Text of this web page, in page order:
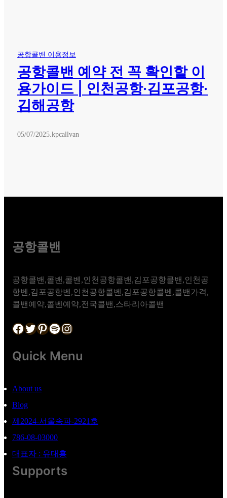
공항콜밴 이용정보
공항콜밴 예약 전 꼭 확인할 이
용가이드 | 인천공항·김포공항·
김해공항
05/07/2025 kpcallvan
공항콜밴
공항콜밴,콜밴,콜벤,인천공항콜밴,김포공항콜밴,인천공
항벤,김포공항벤,인천공항콜벤,김포공항콜벤,콜밴가격,
콜밴예약,콜벤예약,전국콜밴,스타리아콜밴
Facebook Twitter Pinterest Spotify Instagram
Quick Menu
About us
Blog
제2024-서울송파-2921호
786-08-03000
대표자 : 유대흥
Supports